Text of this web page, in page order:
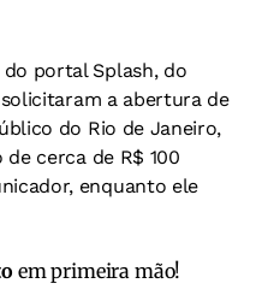
portal Splash, do
a abertura de
do Rio de Janeiro,
cerca de R$ 100
enquanto ele
em primeira mão!